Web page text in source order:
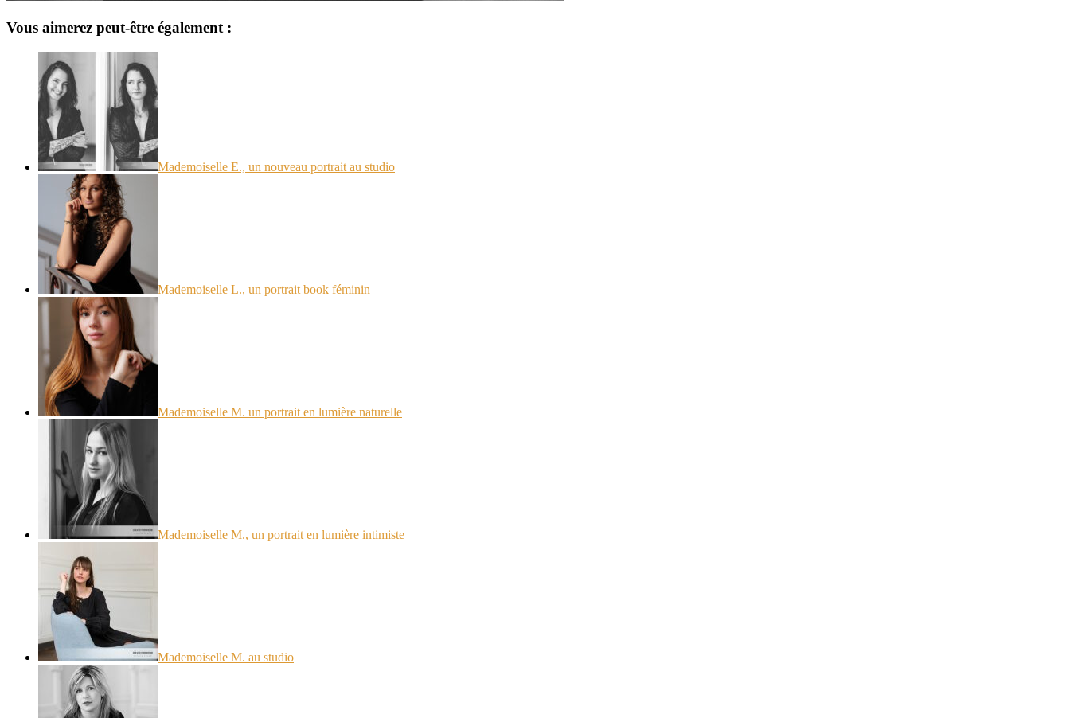
Vous aimerez peut-être également :
Mademoiselle E., un nouveau portrait au studio
Mademoiselle L., un portrait book féminin
Mademoiselle M. un portrait en lumière naturelle
Mademoiselle M., un portrait en lumière intimiste
Mademoiselle M. au studio